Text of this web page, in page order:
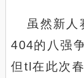
虽然新人
404的八强
但tl在此次